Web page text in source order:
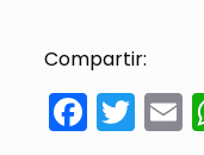
Compartir: